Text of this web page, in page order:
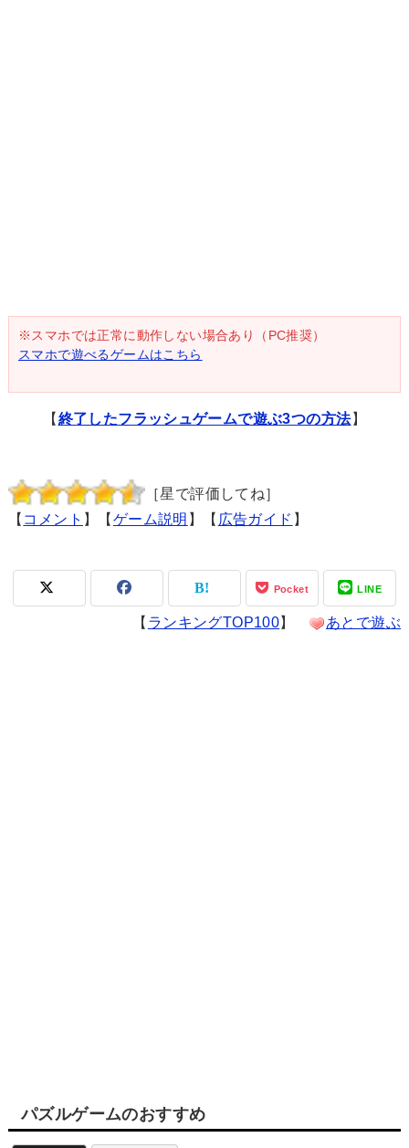
※スマホでは正常に動作しない場合あり（PC推奨）
スマホで遊べるゲームはこちら
【 終了したフラッシュゲームで遊ぶ3つの方法】
［星で評価してね］
【 コメント 】【 ゲーム説明 】【 広告ガイド 】
Pocket LINE
【 ランキングTOP100】 あとで遊ぶ
パズルゲームのおすすめ